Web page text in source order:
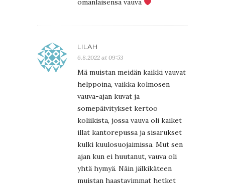
omanlaisensa vauva
LILAH
6.8.2022 at 09:53
Mä muistan meidän kaikki vauvat
helppoina, vaikka kolmosen
vauva-ajan kuvat ja
somepäivitykset kertoo
koliikista, jossa vauva oli kaiket
illat kantorepussa ja sisarukset
kulki kuulosuojaimissa. Mut sen
ajan kun ei huutanut, vauva oli
yhtä hymyä. Näin jälkikäteen
muistan haastavimmat hetket